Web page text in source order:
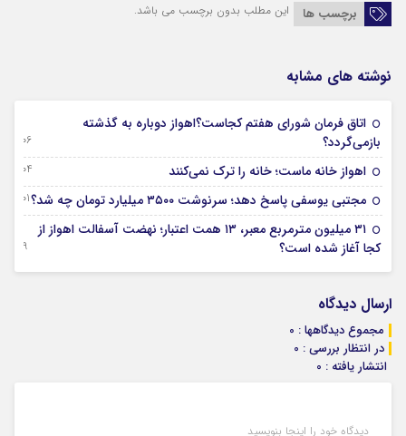
برچسب ها این مطلب بدون برچسب می باشد.
نوشته های مشابه
اتاق فرمان شورای هفتم کجاست؟اهواز دوباره به گذشته
بازمی‌گردد؟
06 آگوست 2026
اهواز خانه ماست؛ خانه را ترک نمی‌کنند 04 آگوست 2026
مجتبی یوسفی پاسخ دهد؛ سرنوشت ۳۵۰۰ میلیارد تومان چه شد؟ 01 آگوست 2026
۳۱ میلیون مترمربع معبر، ۱۳ همت اعتبار؛ نهضت آسفالت اهواز از
کجا آغاز شده است؟
29 جولای 2026
ارسال دیدگاه
مجموع دیدگاهها : 0
در انتظار بررسی : 0
انتشار یافته : 0
دیدگاه خود را اینجا بنویسید